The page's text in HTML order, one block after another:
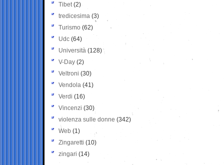
Tibet(2)
tredicesima (3)
Turismo (62)
Udc (64)
Università (128)
V-Day (2)
Veltroni (30)
Vendola (41)
Verdi (16)
Vincenzi (30)
violenza sulle donne (342)
Web (1)
Zingaretti (10)
zingari (14)